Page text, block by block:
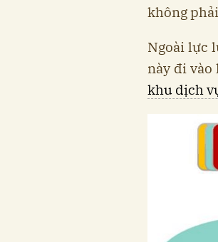
không
Ngoài lực
này đi vào
khu dịch